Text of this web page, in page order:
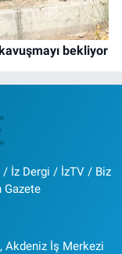
bekliyor
/ İz Dergi / İzTV / Biz
Gazete
Akdeniz İş Merkezi